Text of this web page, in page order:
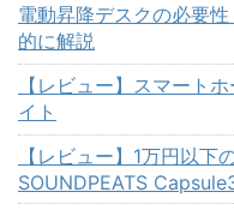
電動昇降デスクの必要
的に解説
【レビュー】スマート
イト
【レビュー】1万円以下
SOUNDPEATS